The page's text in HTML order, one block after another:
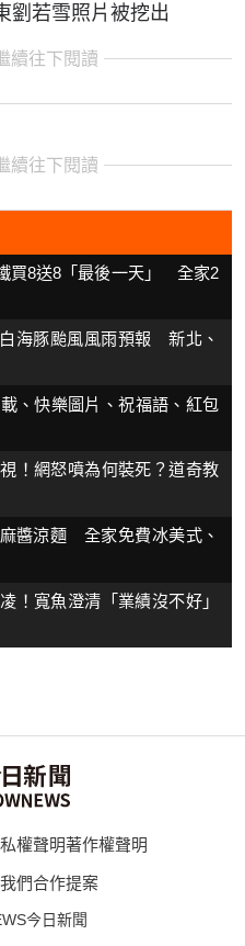
劉若雪照片被挖出
續往下閱讀
續往下閱讀
買8送8「最後一天」 全家2
海豚颱風風雨預報 新北、
、快樂圖片、祝福語、紅包
！網怒噴為何裝死？道奇教
醬涼麵 全家免費冰美式、
！寬魚澄清「業績沒不好」
權聲明著作權聲明
們合作提案
今日新聞